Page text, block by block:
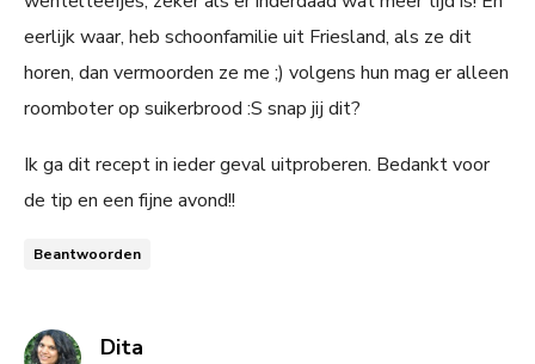
eerlijk waar, heb schoonfamilie uit Friesland, als ze dit
horen, dan vermoorden ze me ;) volgens hun mag er alleen
roomboter op suikerbrood :S snap jij dit?
Ik ga dit recept in ieder geval uitproberen. Bedankt voor
de tip en een fijne avond!!
Beantwoorden
Dita